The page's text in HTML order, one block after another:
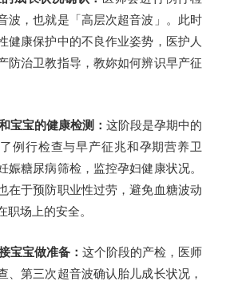
波，也就是「高层次超音波」。此时
健康保护中的不良作业姿势，医护人
防治卫教指导，教妳如何辨识早产征
宝宝的健康检测： 这阶段是孕期中的
例行检查与早产征兆和孕期营养卫
娠糖尿病筛检，监控孕妇健康状况。
在于预防职业性过劳，避免血糖波动
场上的安全。
宝宝做准备： 这个阶段的产检，医师
、第三次超音波确认胎儿成长状况，